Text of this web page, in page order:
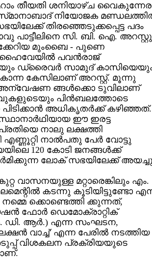
തീയതി ശനിയാഴ്‌ച
നിയോജക
തിരഞ്ഞെടുക്കപ്പെട്ട പദം
പാട്ടീലിനെ സി. ബി. ഐ. അറസ്റ്റു
മുംബൈ - പുണെ
പവന്‍രാജ്‌
ഡ്രൈവര്‍ സാമുദ്‌
കേസിലാണ്‌ അറസ്റ്റ്‌. മൂന്നു
അന്വേഷണ ങ്ങള്‍ക്കൊ ടുവിലാണ്‌
പിന്‍ബലത്തോടെ
പിടിക്കാന്‍ അധികൃതര്‍ക്ക്‌ കഴിഞ്ഞത്‌.
ഈ ഇരട്ട
നാലു ലക്ഷത്തി
എണ്ണൂറ്റി നാല്‍പതു പേര്‍ വോട്ടു
120 കോടി ജനങ്ങള്‍ക്ക്‌
ലോക്‌ സഭയിലേക്ക്‌
വാസനയുള്ള മറ്റാരെങ്കിലും എം.
കടന്നു കൂടിയിട്ടുണ്ടോ
ക്കൊണ്ടെത്തി ക്കുന്നത്‌,
ഫോര്‍ ഡെമോക്രാറ്റിക്‌
ഡി. ആര്‍.) എന്ന സംഘടന,
വാച്ച്‌' എന്ന പേരില്‍ നടത്തിയ
വിശകലന പ്രക്രിയയുടെ